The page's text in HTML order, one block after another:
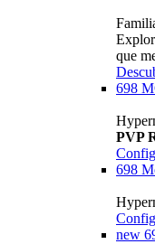
que
698
PVP
698
new